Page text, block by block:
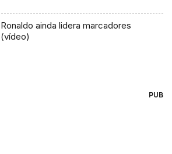
Ronaldo ainda lidera marcadores
(vídeo)
PUB